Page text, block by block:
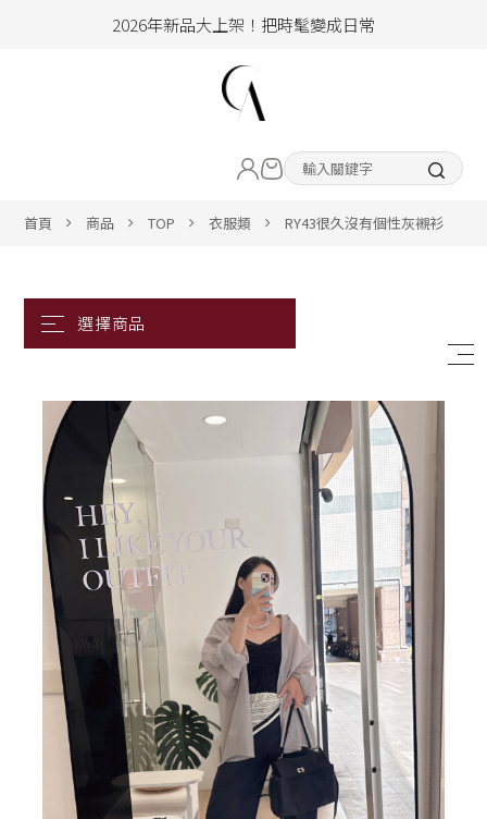
2026年新品大上架！把時髦變成日常
hello !! Happy to 2026
2026年新品大上架！把時髦變成日常
CLOTHING
BOTTOM
ACC&SHOE
BIG SALE
CA made
首頁 商品 TOP 衣服類 RY43很久沒有個性灰襯衫